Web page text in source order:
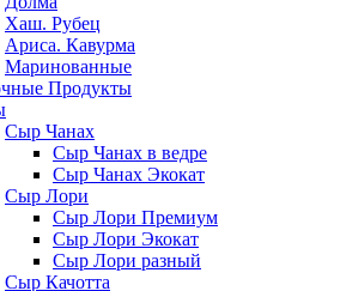
Хаш. Рубец
Ариса. Кавурма
Маринованные
Продукты
Сыр Чанах
Сыр Чанах в ведре
Сыр Чанах Экокат
Сыр Лори
Сыр Лори Премиум
Сыр Лори Экокат
Сыр Лори разный
Сыр Качотта